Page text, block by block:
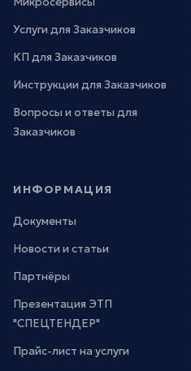
Услуги для Заказчиков
КП для Заказчиков
Инструкции для Заказчиков
Вопросы и ответы для
Заказчиков
ИНФОРМАЦИЯ
Документы
Новости и статьи
Партнёры
Презентация ЭТП
"СПЕЦТЕНДЕР"
Прайс-лист на услуги